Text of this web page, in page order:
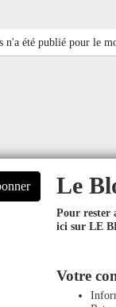
n'a été publié pour le
Le
Pour rester
ici sur LE
Votre